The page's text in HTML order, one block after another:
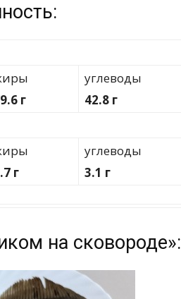
г
углеводы
42.8 г
г
углеводы
3.1 г
на сковороде»: